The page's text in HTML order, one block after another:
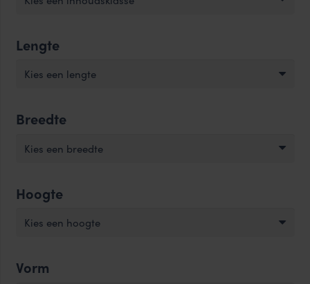
Lengte
Kies een lengte
Breedte
Kies een breedte
Hoogte
Kies een hoogte
Vorm